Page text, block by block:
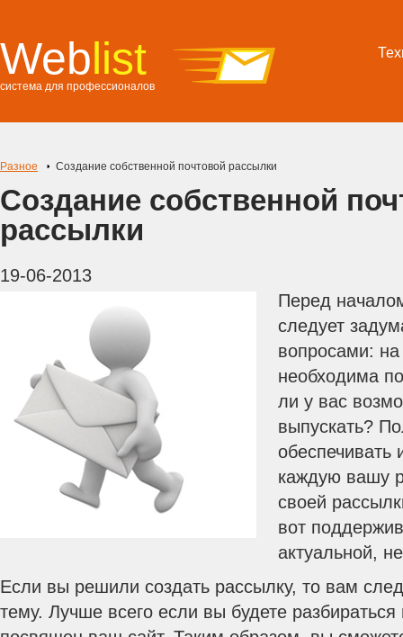
Weblist
система для профессионалов
Разное Создание собственной почтовой рассылки
Создание собственной
рассылки
19-06-2013
Перед
следует
вопросами:
необходима
ли у вас
выпускать?
каждую вашу
своей
вот
актуальной,
Если вы решили создать рассылку, то вам
тему. Лучше всего если вы будете